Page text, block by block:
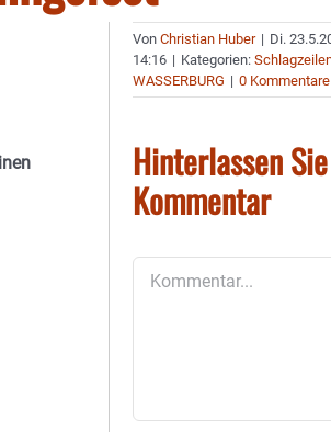
VonChristian Huber | Di.
14:16 | Kategorien:
WASSERBURG | 0 Kommentare
Hinterlassen
Kommentar